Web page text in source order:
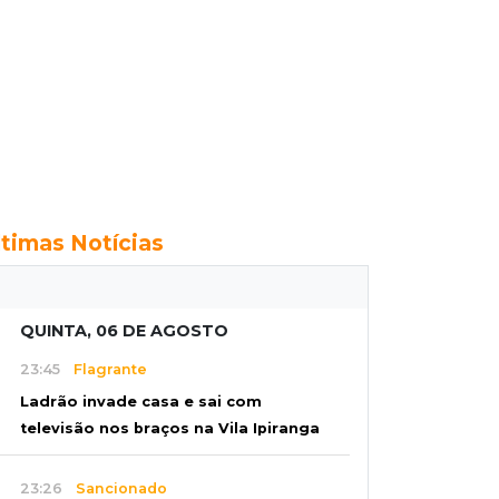
Notícias
QUINTA, 06 DE AGOSTO
23:45 Flagrante
Ladrão invade casa e sai com
televisão nos braços na Vila Ipiranga
23:26 Sancionado